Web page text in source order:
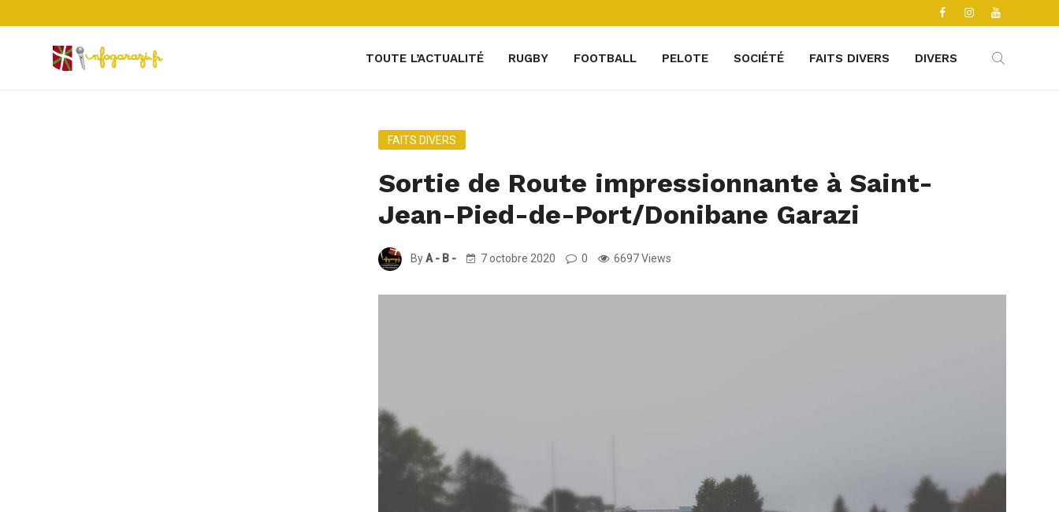
TOUTE L’ACTUALITÉ RUGBY FOOTBALL PELOTE SOCIÉTÉ FAITS DIVERS DIVERS
FAITS DIVERS
Sortie de Route impressionnante à Saint-
Jean-Pied-de-Port/Donibane Garazi
ByA - B - 7 octobre 2020 0 6697 Views